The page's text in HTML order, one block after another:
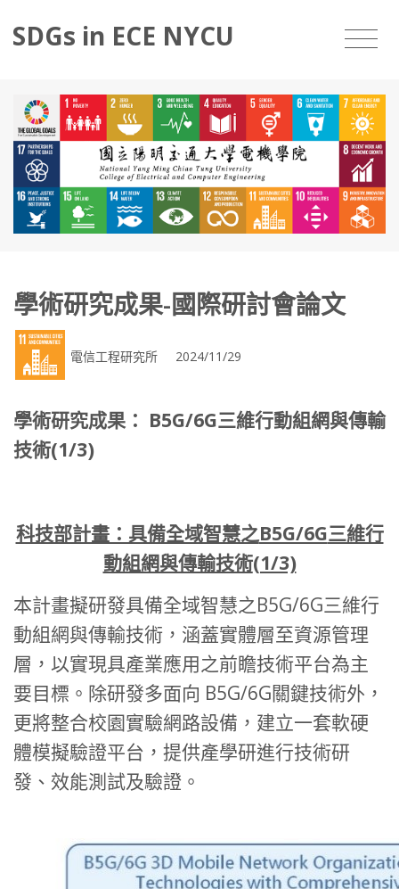
SDGs in ECE NYCU
學術研究成果-國際研討會論文
電信工程研究所 2024/11/29
學術研究成果 ： B5G/6G三維行動組網與傳輸
技術(1/3)
科技部計畫：具備全域智慧之B5G/6G三維行
動組網與傳輸技術(1/3)
本計畫擬研發具備全域智慧之B5G/6G三維行
動組網與傳輸技術，涵蓋實體層至資源管理
層，以實現具產業應用之前瞻技術平台為主
要目標。除研發多面向 B5G/6G關鍵技術外，
更將整合校園實驗網路設備，建立一套軟硬
體模擬驗證平台，提供產學研進行技術研
發、效能測試及驗證。